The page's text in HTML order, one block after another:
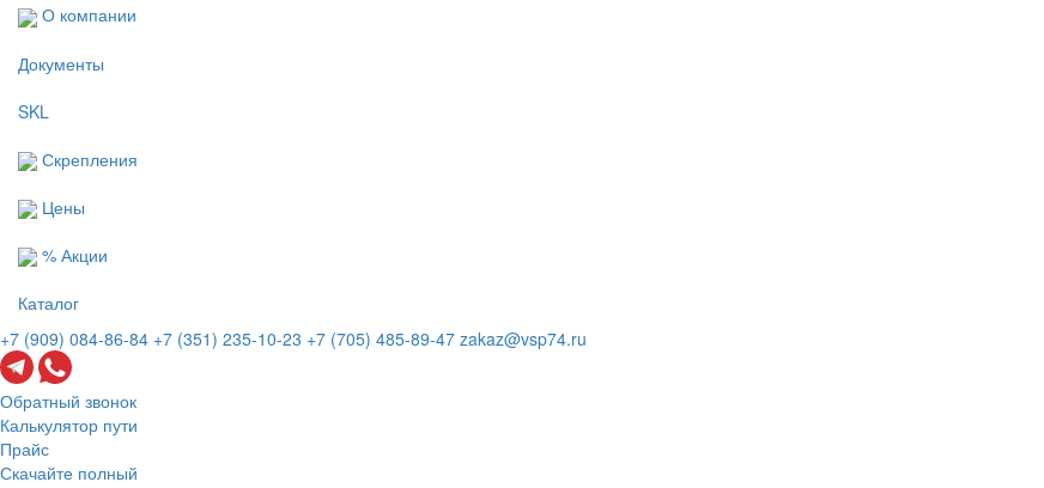
О компании
Документы
SKL
Скрепления
Цены
% Акции
Каталог
+7 (909) 084-86-84 +7 (351) 235-10-23 +7 (705) 485-89-47 zakaz@vsp74.ru
Обратный звонок
Калькулятор пути
Прайс
Скачайте полный